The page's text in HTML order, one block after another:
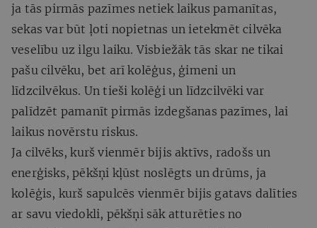
ja tās pirmās pazīmes netiek laikus pamanītas,
sekas var būt ļoti nopietnas un ietekmēt cilvēka
veselību uz ilgu laiku. Visbiežāk tās skar ne tikai
pašu cilvēku, bet arī kolēģus, ģimeni un
līdzcilvēkus. Un tieši kolēģi un līdzcilvēki var
palīdzēt pamanīt pirmās izdegšanas pazīmes, lai
laikus novērstu riskus.
Ja cilvēks, kurš vienmēr bijis aktīvs, radošs un
enerģisks, pēkšņi kļūst noslēgts un drūms, ja
kolēģis, kurš sapulcēs vienmēr bijis gatavs dalīties
ar savu viedokli, pēkšņi sāk atturēties no